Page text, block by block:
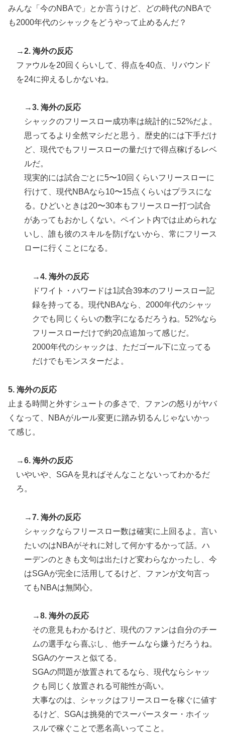
▶ 韓国人「U17日本代表、決勝で中国を破りアジア杯優勝
（通算5回目・最多優勝国）」→「韓国は8強で落ちたの
国は監督の問題が大きい」「日本はもうどんなに精神勝
利したところで超えられない壁である」
▶ ワイ「飯食う前にうんちしたろ！（ﾌﾞﾘｯw）」
「アーセナルサポの好きなクラブで良かった」
▶
海外「まるでトランプ」FIFAがW杯開催都市と結んだ約
束を守らないことに海外大騒ぎ！（海外の反応）
▶ 英国人「ようこそ」冨安健洋、クリスタルパレス加入が
決定的に！メディカル検査をパス！現地サポが歓迎！ア
ーセナルファンも祝福！【海外の反応】
▶ 【MLB】村上宗隆とルイス・アラエスの指標が完全に真
逆 → 「予想通りの結果」「この2人は合体してくれ」
▶
海外「さすが日本！」日本の医療従事者の倫理観の高さ
に海外が超感動
外国人「2002年W杯は?」韓国サッカーに衝撃的不祥
然！【海外の反応】
韓国人「熊本地震発生時の病院手術中に突然の大揺れが
凄まじい状況だ」
移民ベトナム女達の宅飲み、レベチｗｗｗｗｗｗｗｗｗ
ｗｗｗｗｗｗｗｗｗｗｗｗｗｗｗ
的の出産ツーリズム禁止令」に署名…寄生侵略防止へ
83点でようやく信じた」
▶
されててウケた」→結末がめっちゃおもろいｗｗｗ【タ
して強く抗議したらしい → 「もはや毎年の恒例行事だ
韓国政府、謝罪をすれば賠償を放棄する案を日本側に提
示するも拒否される＝韓国の反応
▶ 海外「ディズニーがゴミのようだ！」日本がアニメ化し
た米人気SF作品に絶賛の声が殺到中
▶ フランス人「欲張りすぎだ」中村敬斗、ランス残留の可
能性を会長が示唆！移籍金が交渉の壁に..現地サポの本
韓国人「猛暑で〇〇も疲れ果てた…〇〇の個体数が急
減」
海外「日本人がアメリカに対してとても良いことを言っ
てくれているぞ！アメリカの良さを再発見できる！」
韓国人「どうやら五輪サッカー日韓戦でも審判の接待が
あった模様…」→「メダル剥奪なのでは…？（ﾌﾞﾙﾌﾞﾙ」
＝韓国の反応
えないなら何を捨てる？」
みんな「今のNBAで」とか言うけど、どの時代のNBAで
も2000年代のシャックをどうやって止めるんだ？
→2. 海外の反応
ファウルを20回くらいして、得点を40点、リバウンド
を24に抑えるしかないね。
→3. 海外の反応
シャックのフリースロー成功率は統計的に52%だよ。
思ってるより全然マシだと思う。歴史的には下手だけ
ど、現代でもフリースローの量だけで得点稼げるレベ
ルだ。
現実的には試合ごとに5〜10回くらいフリースローに
行けて、現代NBAなら10〜15点くらいはプラスにな
る。ひどいときは20〜30本もフリースロー打つ試合
があってもおかしくない。ペイント内では止められな
いし、誰も彼のスキルを防げないから、常にフリース
ローに行くことになる。
→4. 海外の反応
ドワイト・ハワードは1試合39本のフリースロー記
録を持ってる。現代NBAなら、2000年代のシャッ
クでも同じくらいの数字になるだろうね。52%なら
フリースローだけで約20点追加って感じだ。
2000年代のシャックは、ただゴール下に立ってる
だけでもモンスターだよ。
5. 海外の反応
止まる時間と外すシュートの多さで、ファンの怒りがヤバ
くなって、NBAがルール変更に踏み切るんじゃないかっ
て感じ。
→6. 海外の反応
いやいや、SGAを見ればそんなことないってわかるだ
ろ。
→7. 海外の反応
シャックならフリースロー数は確実に上回るよ。言い
たいのはNBAがそれに対して何かするかって話。ハ
ーデンのときも文句は出たけど変わらなかったし、今
はSGAが完全に活用してるけど、ファンが文句言っ
てもNBAは無関心。
→8. 海外の反応
その意見もわかるけど、現代のファンは自分のチー
ムの選手なら喜ぶし、他チームなら嫌うだろうね。
SGAのケースと似てる。
SGAの問題が放置されてるなら、現代ならシャッ
クも同じく放置される可能性が高い。
大事なのは、シャックはフリースローを稼ぐに値す
るけど、SGAは挑発的でスーパースター・ホイッ
スルで稼ぐことで悪名高いってこと。